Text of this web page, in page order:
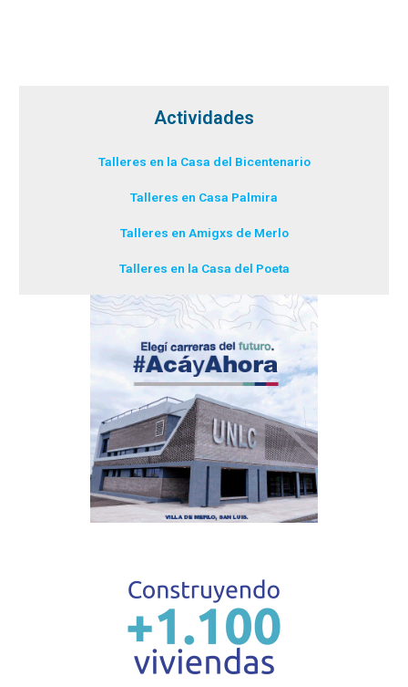
Actividades
Talleres en la Casa del Bicentenario
Talleres en Casa Palmira
Talleres en Amigxs de Merlo
Talleres en la Casa del Poeta